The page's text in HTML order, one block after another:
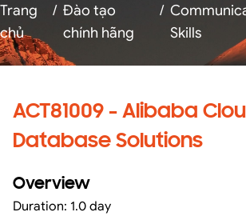
Trang
chủ
/ Đào tạo
chính hãng
/
Skills
ACT81009 - Alibaba
Database Solutions
Overview
Duration: 1.0 day